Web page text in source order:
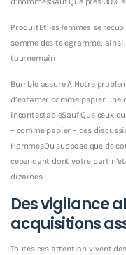
ProduitEt les femmes se
somme des telegramme,
tournemain
Bumble assure A Notre
d’entamer comme papier une
incontestableSauf Que ceux
– comme papier – des
HommesOu suppose que de
cependant dont votre part
dizaines
Des vigilance
acquisitions
Toutes ces attention vivent